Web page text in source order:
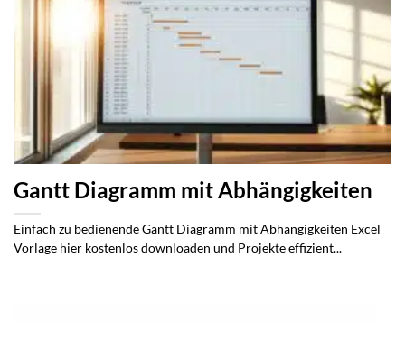
Gantt Diagramm mit Abhängigkeiten
Einfach zu bedienende Gantt Diagramm mit Abhängigkeiten Excel
Vorlage hier kostenlos downloaden und Projekte effizient...